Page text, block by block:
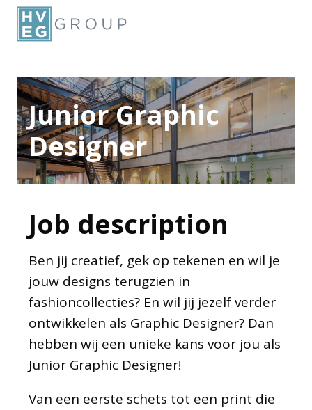
Junior Graphic
Designer
Job description
Ben jij creatief, gek op tekenen en wil je
jouw designs terugzien in
fashioncollecties? En wil jij jezelf verder
ontwikkelen als Graphic Designer? Dan
hebben wij een unieke kans voor jou als
Junior Graphic Designer!
Van een eerste schets tot een print die